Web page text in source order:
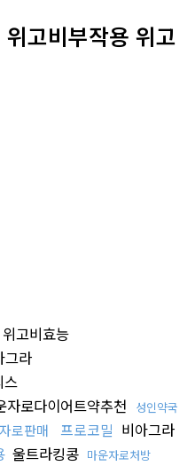
고비부작용 위고
위고비효능
그라
스
자로다이어트약추천 성인약국
로판매 프로코밀 비아그라
울트라킹콩 마운자로처방